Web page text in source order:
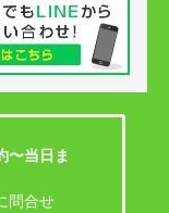
〜当日ま
問合せ